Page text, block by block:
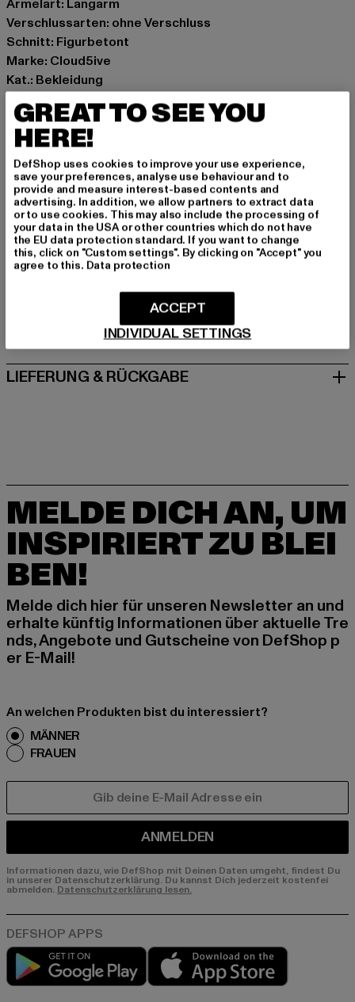
Ärmelart: Langarm
Verschlussarten: ohne Verschluss
Schnitt: Figurbetont
Marke: Cloud5ive
Kat.: Bekleidung
Farbe: beige
Hersteller Farbe: beige
Materialzusammensetzung: 90% Polyester, 10%
Elasthan
Art.Nr: CL5996-00003
Hersteller: Styleboom Textilhandels GmbH & Co. KG |
info@77onlineshop.eu
Am Kapellhof 22 | 47608 Geldern | DE
GRÖSSE & PASSFORM
PFLEGEHINWEISE
LIEFERUNG & RÜCKGABE
MELDE DICH AN, UM
INSPIRIERT ZU BLEI
BEN!
Melde dich hier für unseren Newsletter an und
erhalte künftig Informationen über aktuelle Tre
nds, Angebote und Gutscheine von DefShop p
er E-Mail!
An welchen Produkten bist du interessiert?
MÄNNER
FRAUEN
ANMELDEN
Informationen dazu, wie DefShop mit Deinen Daten umgeht, findest Du
in unserer Datenschutzerklärung. Du kannst Dich jederzeit kostenfei
abmelden. Datenschutzerklärung lesen.
Play market
GREAT TO SEE YOU
HERE!
DefShop uses cookies to improve your use experience,
save your preferences, analyse use behaviour and to
provide and measure interest-based contents and
advertising. In addition, we allow partners to extract data
or to use cookies. This may also include the processing of
your data in the USA or other countries which do not have
the EU data protection standard. If you want to change
this, click on "Custom settings". By clicking on "Accept" you
agree to this. Data protection
INDIVIDUAL SETTINGS
ACCEPT